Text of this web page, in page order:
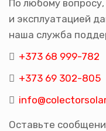
По любому
и эксплуатацией
наша служба
+373 68 999-782
+373 69 302-805
Оставьте